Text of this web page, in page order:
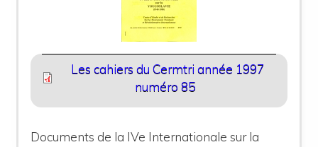
Les cahiers du Cermtri année 1997
numéro 85
Documents de la IVe Internationale sur la